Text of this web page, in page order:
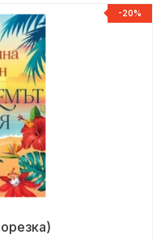
-20%